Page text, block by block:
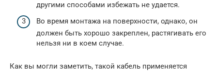
другими способами избежать не удается.
Во время монтажа на поверхности, однако, он
должен быть хорошо закреплен, растягивать его
нельзя ни в коем случае.
Как вы могли заметить, такой кабель применяется